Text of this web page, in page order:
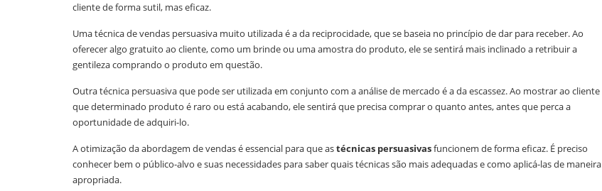
cliente de forma sutil, mas eficaz.
Uma técnica de vendas persuasiva muito utilizada é a da reciprocidade, que se baseia no princípio de dar para receber. Ao
oferecer algo gratuito ao cliente, como um brinde ou uma amostra do produto, ele se sentirá mais inclinado a retribuir a
gentileza comprando o produto em questão.
Outra técnica persuasiva que pode ser utilizada em conjunto com a análise de mercado é a da escassez. Ao mostrar ao cliente
que determinado produto é raro ou está acabando, ele sentirá que precisa comprar o quanto antes, antes que perca a
oportunidade de adquiri-lo.
A otimização da abordagem de vendas é essencial para que astécnicas persuasivasfuncionem de forma eficaz. É preciso
conhecer bem o público-alvo e suas necessidades para saber quais técnicas são mais adequadas e como aplicá-las de maneira
apropriada.